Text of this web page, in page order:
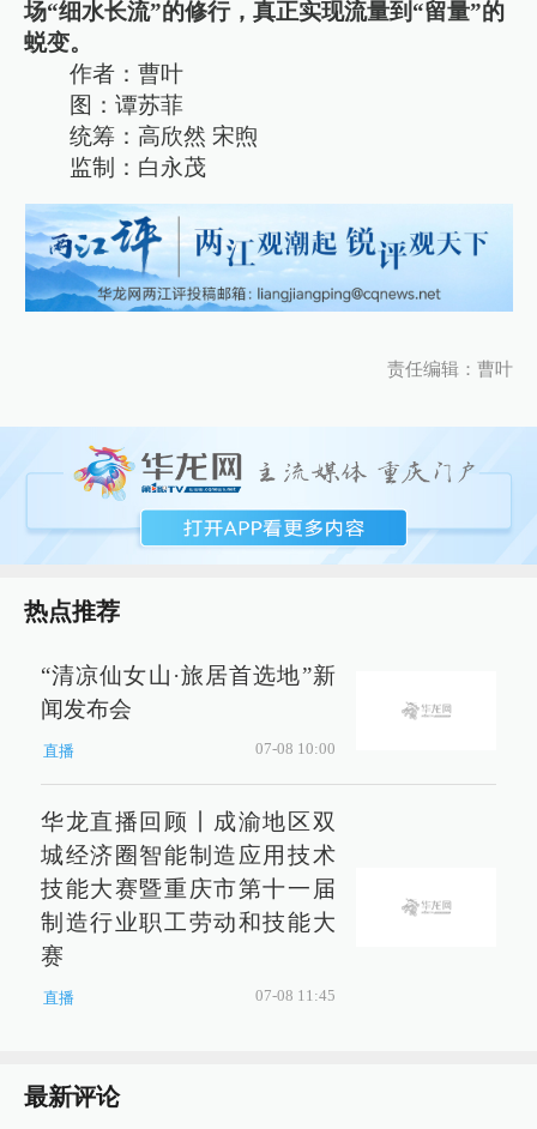
场“细水长流”的修行，真正实现流量到“留量”的
蜕变。
作者：曹叶
图：谭苏菲
统筹：高欣然 宋煦
监制：白永茂
责任编辑：曹叶
热点推荐
“清凉仙女山·旅居首选地”新
闻发布会
直播 07-08 10:00
华龙直播回顾丨成渝地区双
城经济圈智能制造应用技术
技能大赛暨重庆市第十一届
制造行业职工劳动和技能大
赛
直播 07-08 11:45
最新评论